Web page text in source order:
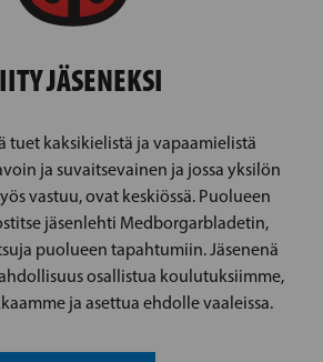
JÄSENEKSI
tuet kaksikielistä ja vapaamielistä
ja suvaitsevainen ja jossa yksilön
vastuu, ovat keskiössä. Puolueen
jäsenlehti Medborgarbladetin,
puolueen tapahtumiin. Jäsenenä
osallistua koulutuksiimme,
ja asettua ehdolle vaaleissa.